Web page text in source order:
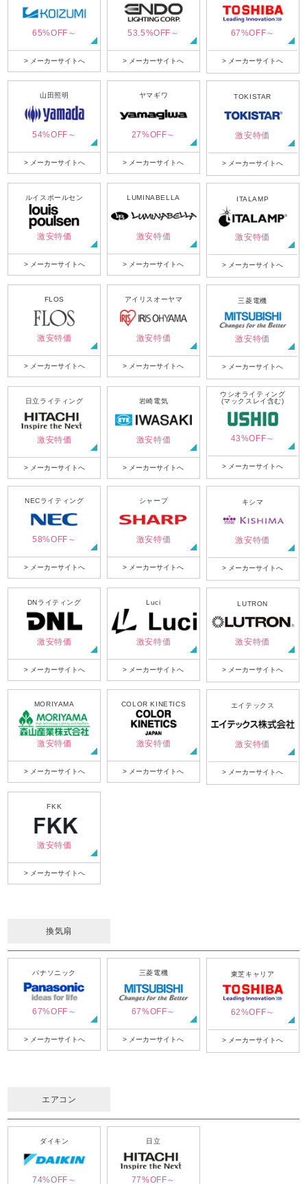
65%OFF～
> メーカーサイトへ
53.5%OFF～
> メーカーサイトへ
67%OFF～
> メーカーサイトへ
山田照明
54%OFF～
> メーカーサイトへ
ヤマギワ
27%OFF～
> メーカーサイトへ
TOKISTAR
激安特価
> メーカーサイトへ
ルイスポールセン
激安特価
> メーカーサイトへ
LUMINABELLA
激安特価
> メーカーサイトへ
ITALAMP
激安特価
> メーカーサイトへ
FLOS
激安特価
> メーカーサイトへ
アイリスオーヤマ
激安特価
> メーカーサイトへ
三菱電機
激安特価
> メーカーサイトへ
日立ライティング
激安特価
> メーカーサイトへ
岩崎電気
激安特価
> メーカーサイトへ
ウシオライティング
(マックスレイ含む)
43%OFF～
> メーカーサイトへ
NECライティング
58%OFF～
> メーカーサイトへ
シャープ
激安特価
> メーカーサイトへ
キシマ
激安特価
> メーカーサイトへ
DNライティング
激安特価
> メーカーサイトへ
Luci
激安特価
> メーカーサイトへ
LUTRON
激安特価
> メーカーサイトへ
MORIYAMA
激安特価
> メーカーサイトへ
COLOR KINETICS
激安特価
> メーカーサイトへ
エイテックス
激安特価
> メーカーサイトへ
FKK
激安特価
> メーカーサイトへ
換気扇
パナソニック
67%OFF～
> メーカーサイトへ
三菱電機
67%OFF～
> メーカーサイトへ
東芝キャリア
62%OFF～
> メーカーサイトへ
エアコン
ダイキン
74%OFF～
日立
77%OFF～